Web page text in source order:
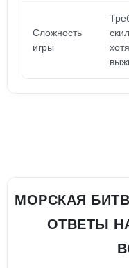
Сложность
игры
МОРСКАЯ
ОТВЕТЫ